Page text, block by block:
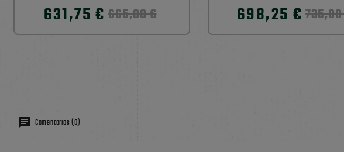
631,75 € 665,00 €
698,25 €
Comentarios (0)